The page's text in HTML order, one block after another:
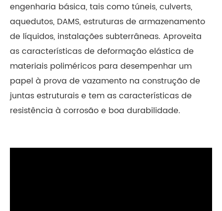
engenharia básica, tais como túneis, culverts,
aquedutos, DAMS, estruturas de armazenamento
de líquidos, instalações subterrâneas. Aproveita
as características de deformação elástica de
materiais poliméricos para desempenhar um
papel à prova de vazamento na construção de
juntas estruturais e tem as características de
resistência à corrosão e boa durabilidade.